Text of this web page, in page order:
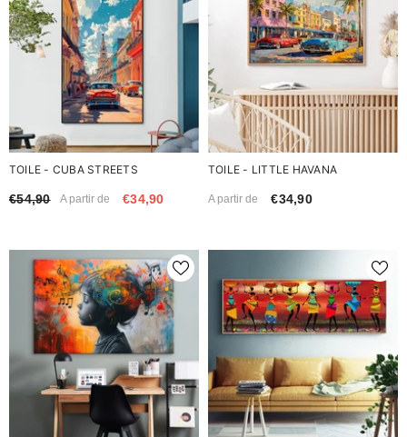
TOILE - CUBA STREETS
€54,90 A partir de €34,90
TOILE - LITTLE HAVANA
A partir de €34,90